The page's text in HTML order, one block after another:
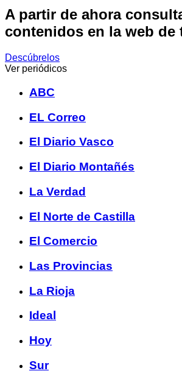
A partir de ahora
contenidos en la web de
Descúbrelos
Ver periódicos
ABC
EL Correo
El Diario Vasco
El Diario Montañés
La Verdad
El Norte de Castilla
El Comercio
Las Provincias
La Rioja
Ideal
Hoy
Sur